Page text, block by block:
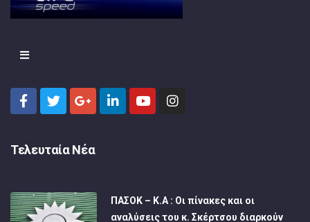
Τελευταία Νέα
ΠΑΣΟΚ – Κ.Α : Οι πίνακες και οι
αναλύσεις του κ. Σκέρτσου διαρκούν